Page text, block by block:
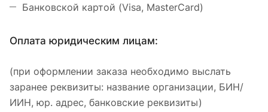
Банковской картой (Visa, MasterCard)
Оплата юридическим лицам:
(при оформлении заказа необходимо выслать
заранее реквизиты: название организации, БИН/
ИИН, юр. адрес, банковские реквизиты)